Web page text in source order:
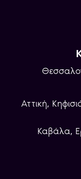
Αττική,
Καβάλα,